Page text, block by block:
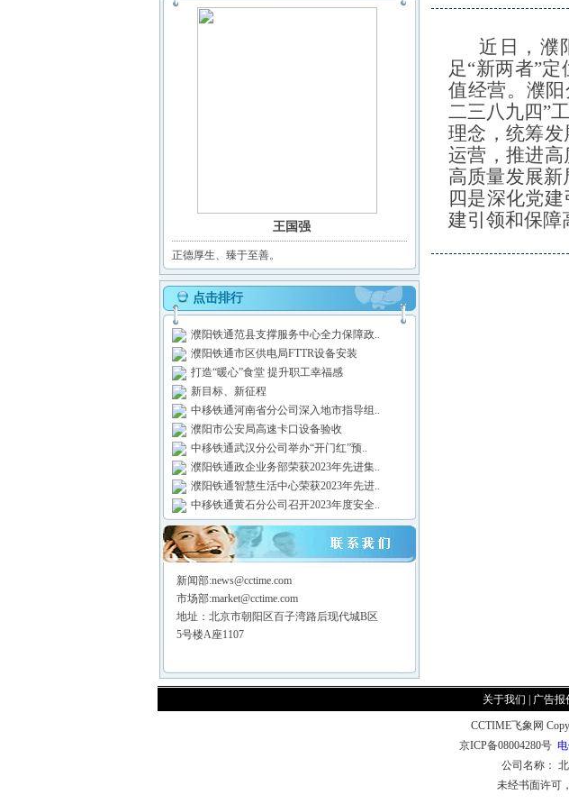
王国强
正德厚生、臻于至善。
点击排行
濮阳铁通范县支撑服务中心全力保障政..
濮阳铁通市区供电局FTTR设备安装
打造“暖心”食堂 提升职工幸福感
新目标、新征程
中移铁通河南省分公司深入地市指导组..
濮阳市公安局高速卡口设备验收
中移铁通武汉分公司举办“开门红”预..
濮阳铁通政企业务部荣获2023年先进集..
濮阳铁通智慧生活中心荣获2023年先进..
中移铁通黄石分公司召开2023年度安全..
新闻部:news@cctime.com
市场部:market@cctime.com
地址：北京市朝阳区百子湾路后现代城B区
5号楼A座1107
近日，濮
足“新两者”
值经营。濮
二三八九四”
理念，统筹
运营，推进高
高质量发展新
四是深化党
建引领和保障
关于我们 广告报
CCTIME飞象网
京ICP备08004280号
公司名称：
未经书面许可